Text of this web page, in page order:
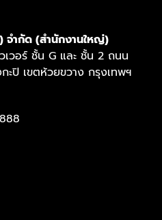
จำกัด (สำนักงานใหญ่)
เวอร์ ชั้น G และ ชั้น 2 ถนน
ะปิ เขตห้วยขวาง กรุงเทพฯ